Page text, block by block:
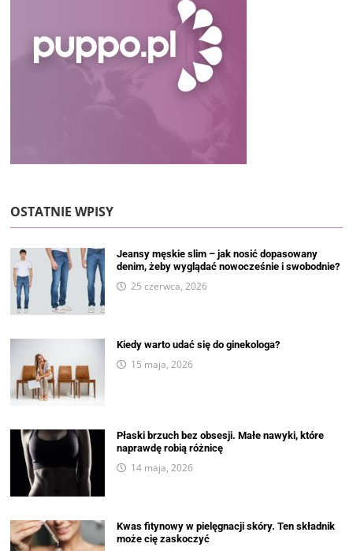
OSTATNIE WPISY
Jeansy męskie slim – jak nosić dopasowany
denim, żeby wyglądać nowocześnie i swobodnie?
25 czerwca, 2026
Kiedy warto udać się do ginekologa?
15 maja, 2026
Płaski brzuch bez obsesji. Małe nawyki, które
naprawdę robią różnicę
14 maja, 2026
Kwas fitynowy w pielęgnacji skóry. Ten składnik
może cię zaskoczyć